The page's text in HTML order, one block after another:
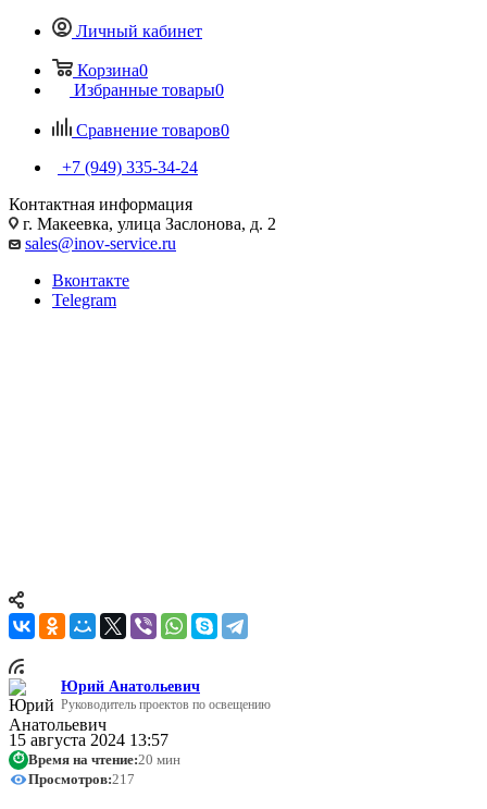
Личный кабинет
Корзина0
Избранные товары0
Сравнение товаров0
+7 (949) 335-34-24
Контактная информация
г. Макеевка, улица Заслонова, д. 2
sales@inov-service.ru
Вконтакте
Telegram
Юрий Анатольевич
Руководитель проектов по освещению
15 августа 2024 13:57
⏱ Время на чтение:20 мин
Просмотров:217